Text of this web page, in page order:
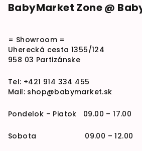
BabyMarket Zone @
= Showroom =
Uherecká cesta 1355/124
958 03 Partizánske
Tel: +421 914 334 455
Mail: shop@babymarket.sk
Pondelok – Piatok 09.00 – 17.00
Sobota 09.00 – 12.00